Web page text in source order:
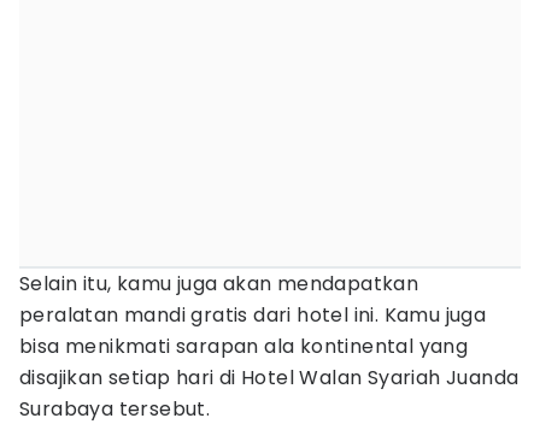
Selain itu, kamu juga akan mendapatkan
peralatan mandi gratis dari hotel ini. Kamu juga
bisa menikmati sarapan ala kontinental yang
disajikan setiap hari di Hotel Walan Syariah Juanda
Surabaya tersebut.